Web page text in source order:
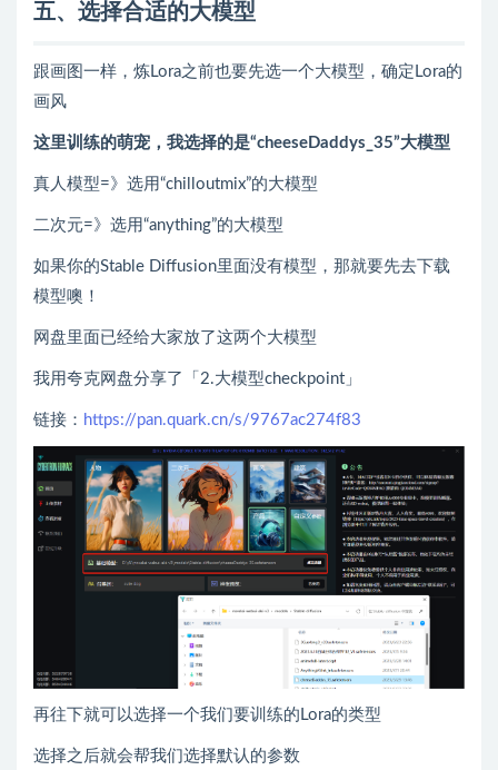
五、选择合适的大模型
跟画图一样，炼Lora之前也要先选一个大模型，确定Lora的
画风
这里训练的萌宠，我选择的是“cheeseDaddys_35”大模型
真人模型=》选用“chilloutmix”的大模型
二次元=》选用“anything”的大模型
如果你的Stable Diffusion里面没有模型，那就要先去下载
模型噢！
网盘里面已经给大家放了这两个大模型
我用夸克网盘分享了「2.大模型checkpoint」
链接： https://pan.quark.cn/s/9767ac274f83
再往下就可以选择一个我们要训练的Lora的类型
选择之后就会帮我们选择默认的参数